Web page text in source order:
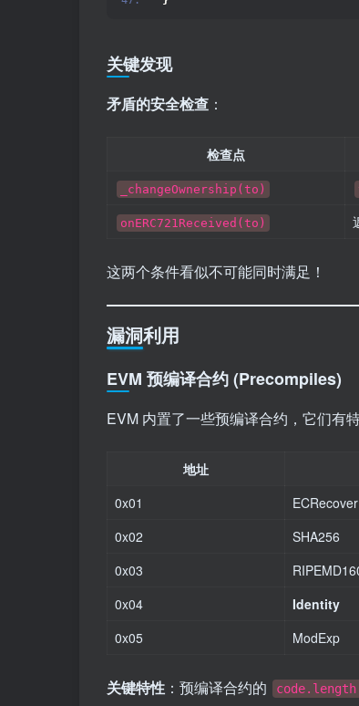
关键发现
矛盾的安全检查 ：
检查点
_changeOwnership(to)
onERC721Received(to)
这两个条件看似不可能同时满足！
漏洞利用
EVM 预编译合约 (Precompiles)
EVM 内置了一些预编译合约，它们有
地址
0x01
ECRecover
0x02
SHA256
0x03
0x04
Identity
0x05
ModExp
关键特性 ：预编译合约的